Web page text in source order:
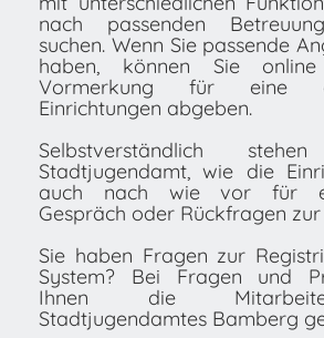
nach passenden
suchen. Wenn Sie passende
haben, können Sie
Vormerkung für eine
Einrichtungen abgeben.
Selbstverständlich
Stadtjugendamt, wie die
auch nach wie vor für
Gespräch oder Rückfragen
Sie haben Fragen zur
System? Bei Fragen und
Ihnen die
Stadtjugendamtes Bamberg